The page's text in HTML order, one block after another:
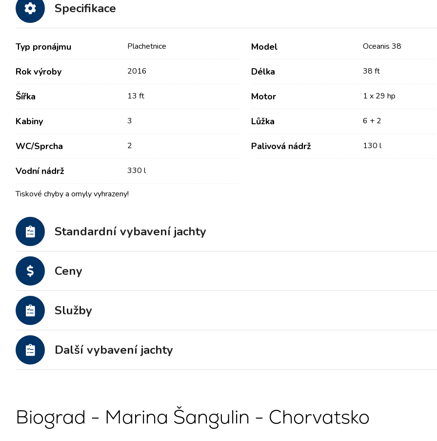
Specifikace
Typ pronájmu Plachetnice Model Oceanis 38
Rok výroby 2016 Délka 38 ft
Šířka 13 ft Motor 1 x 29 hp
Kabiny 3 Lůžka 6 + 2
WC/Sprcha 2 Palivová nádrž 130 l
Vodní nádrž 330 l
Tiskové chyby a omyly vyhrazeny!
Standardní vybavení jachty
Ceny
Služby
Další vybavení jachty
Biograd - Marina Šangulin - Chorvatsko
Kontakt
Novinky / Blog
O nás
Partneři
Často kladené otázky
Naše Flotila
Plachetnice
Katamarány
Motorové katamarány
Flotilový pronájem jachet
Rogoznica